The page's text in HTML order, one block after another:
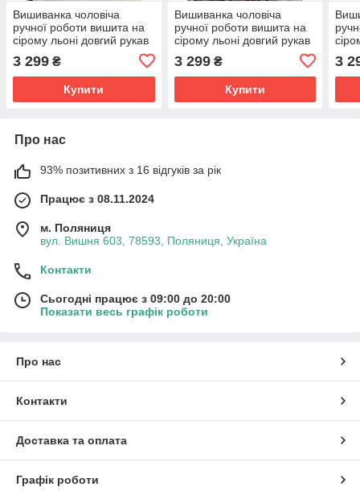
Вишиванка чоловіча
ручної роботи вишита на
сірому льоні довгий рукав
3 299 ₴
Купити
Вишиванка чоловіча
ручної роботи вишита на
сірому льоні довгий рукав
3 299₴
Купити
3
Про нас
93% позитивних з 16 відгуків за рік
Працює з 08.11.2024
м. Поляниця
вул. Вишня 603, 78593, Поляниця, Україна
Контакти
Сьогодні працює з 09:00 до 20:00
Показати весь графік роботи
Про нас
Контакти
Доставка та оплата
Графік роботи